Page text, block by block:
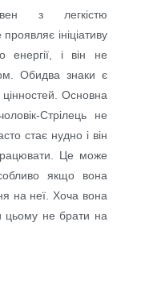
з легкістю
ініціативу
енергії, і він не
Обидва знаки є
Основна
Стрілець не
стає нудно і він
Це може
якщо вона
на неї. Хоча вона
цьому не брати на